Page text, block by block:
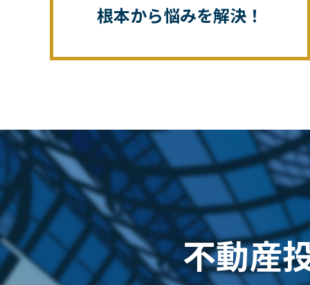
根本から悩みを解決！
不動産